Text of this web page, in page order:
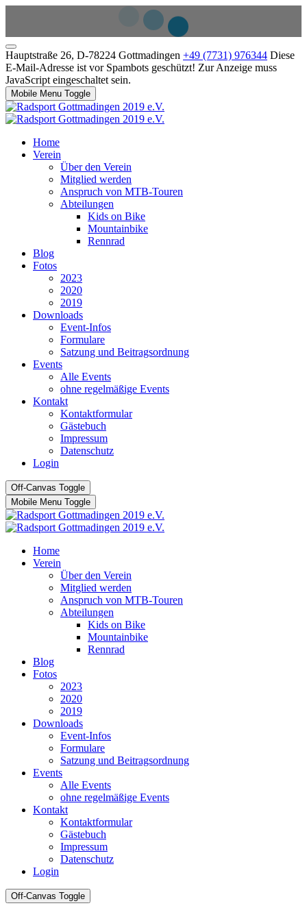
Hauptstraße 26, D-78224 Gottmadingen +49 (7731) 976344 Diese
E-Mail-Adresse ist vor Spambots geschützt! Zur Anzeige muss
JavaScript eingeschaltet sein.
Mobile Menu Toggle
Home
Verein
Über den Verein
Mitglied werden
Anspruch von MTB-Touren
Abteilungen
Kids on Bike
Mountainbike
Rennrad
Blog
Fotos
2023
2020
2019
Downloads
Event-Infos
Formulare
Satzung und Beitragsordnung
Events
Alle Events
ohne regelmäßige Events
Kontakt
Kontaktformular
Gästebuch
Impressum
Datenschutz
Login
Off-Canvas Toggle
Mobile Menu Toggle
Home
Verein
Über den Verein
Mitglied werden
Anspruch von MTB-Touren
Abteilungen
Kids on Bike
Mountainbike
Rennrad
Blog
Fotos
2023
2020
2019
Downloads
Event-Infos
Formulare
Satzung und Beitragsordnung
Events
Alle Events
ohne regelmäßige Events
Kontakt
Kontaktformular
Gästebuch
Impressum
Datenschutz
Login
Off-Canvas Toggle